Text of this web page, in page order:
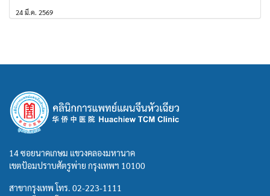
24 มี.ค. 2569
14 ซอยนาคเกษม แขวงคลองมหานาค
เขตป้อมปราบศัตรูพ่าย กรุงเทพฯ 10100
สาขากรุงเทพ โทร. 02-223-1111